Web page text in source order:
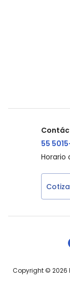
55
Horario
Copyright © 2026